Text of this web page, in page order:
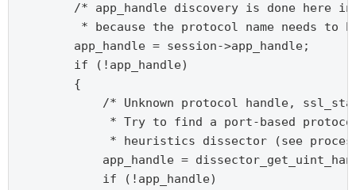
/* app_handle discovery is done here
* because the protocol name needs to
        app_handle = session->app_handle;
        if (!app_handle)
        {
/* Unknown protocol handle,
* Try to find a port-based
* heuristics dissector (see
app_handle =
            if (!app_handle)